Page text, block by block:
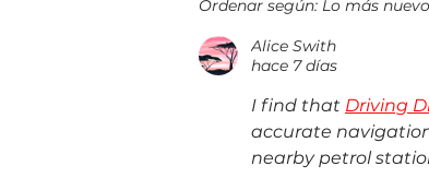
financiero! Llega a
IX edición del 5B Digital
Ordenar según: Lo más nuevo
Alice Swith
hace 7 días
I find that Driving
accurate
nearby petrol